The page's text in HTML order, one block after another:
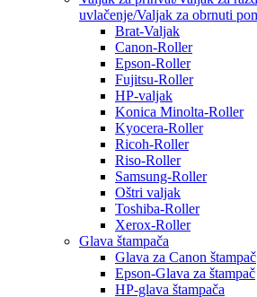
uvlačenje/Valjak za obrnuti
Brat-Valjak
Canon-Roller
Epson-Roller
Fujitsu-Roller
HP-valjak
Konica Minolta-Roller
Kyocera-Roller
Ricoh-Roller
Riso-Roller
Samsung-Roller
Oštri valjak
Toshiba-Roller
Xerox-Roller
Glava štampača
Glava za Canon štampač
Epson-Glava za štampač
HP-glava štampača